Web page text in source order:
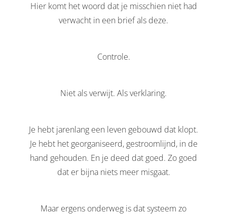
Hier komt het woord dat je misschien niet had
verwacht in een brief als deze.
Controle.
Niet als verwijt. Als verklaring.
Je hebt jarenlang een leven gebouwd dat klopt.
Je hebt het georganiseerd, gestroomlijnd, in de
hand gehouden. En je deed dat goed. Zo goed
dat er bijna niets meer misgaat.
Maar ergens onderweg is dat systeem zo